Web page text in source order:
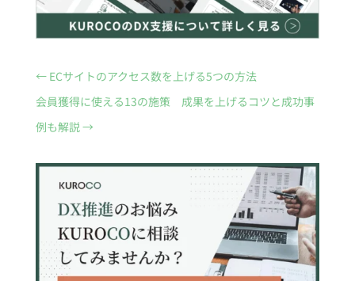
← ECサイトのアクセス数を上げる5つの方法
会員獲得に使える13の施策 成果を上げるコツと成功事
例も解説→